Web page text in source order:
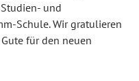
und
Schule. Wir gratulieren
für den neuen